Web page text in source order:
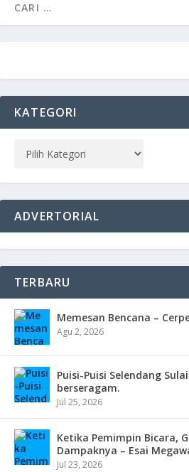
KATEGORI
ADVERTORIAL
TERBARU
Memesan Bencana –
Agu 2, 2026
Puisi-Puisi Selendang
berseragam.
Jul 25, 2026
Ketika Pemimpin Bicara,
Dampaknya – Esai
Jul 23, 2026